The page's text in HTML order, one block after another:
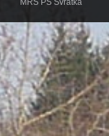
MRS PS Svratka